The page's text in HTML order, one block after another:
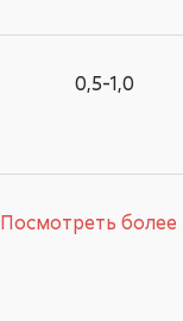
0,5-1,0
Посмотреть